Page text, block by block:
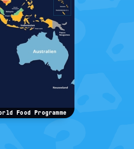
Food Programme